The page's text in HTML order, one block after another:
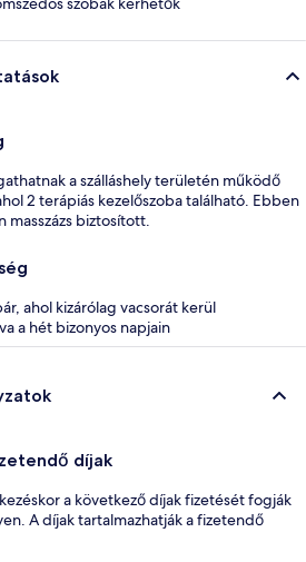
a szálláshely területén működő
2 terápiás kezelőszoba található. Ebben
masszázs biztosított.
ahol kizárólag vacsorát kerül
a hét bizonyos napjain
díjak
a következő díjak fizetését fogják
A díjak tartalmazhatják a fizetendő